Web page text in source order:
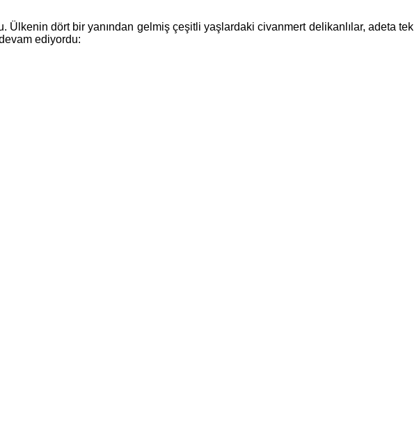
Ülkenin dört bir yanından gelmiş çeşitli yaşlardaki civanmert delikanlılar, adeta tek
ediyordu: